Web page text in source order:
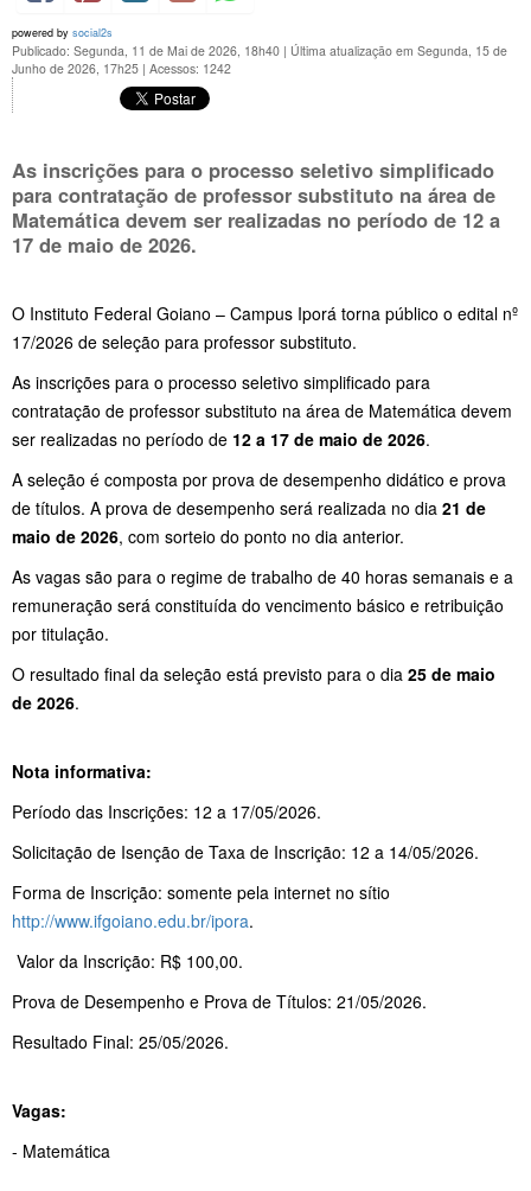
powered by social2s
Publicado: Segunda, 11 de Mai de 2026, 18h40 | Última atualização em Segunda, 15 de
Junho de 2026, 17h25 | Acessos: 1242
As inscrições para o processo seletivo simplificado
para contratação de professor substituto na área de
Matemática devem ser realizadas no período de 12 a
17 de maio de 2026.
O Instituto Federal Goiano – Campus Iporá torna público o edital nº
17/2026 de seleção para professor substituto.
As inscrições para o processo seletivo simplificado para
contratação de professor substituto na área de Matemática devem
ser realizadas no período de 12 a 17 de maio de 2026.
A seleção é composta por prova de desempenho didático e prova
de títulos. A prova de desempenho será realizada no dia 21 de
maio de 2026, com sorteio do ponto no dia anterior.
As vagas são para o regime de trabalho de 40 horas semanais e a
remuneração será constituída do vencimento básico e retribuição
por titulação.
O resultado final da seleção está previsto para o dia 25 de maio
de 2026.
Nota informativa:
Período das Inscrições: 12 a 17/05/2026.
Solicitação de Isenção de Taxa de Inscrição: 12 a 14/05/2026.
Forma de Inscrição: somente pela internet no sítio
http://www.ifgoiano.edu.br/ipora.
Valor da Inscrição: R$ 100,00.
Prova de Desempenho e Prova de Títulos: 21/05/2026.
Resultado Final: 25/05/2026.
Vagas:
- Matemática